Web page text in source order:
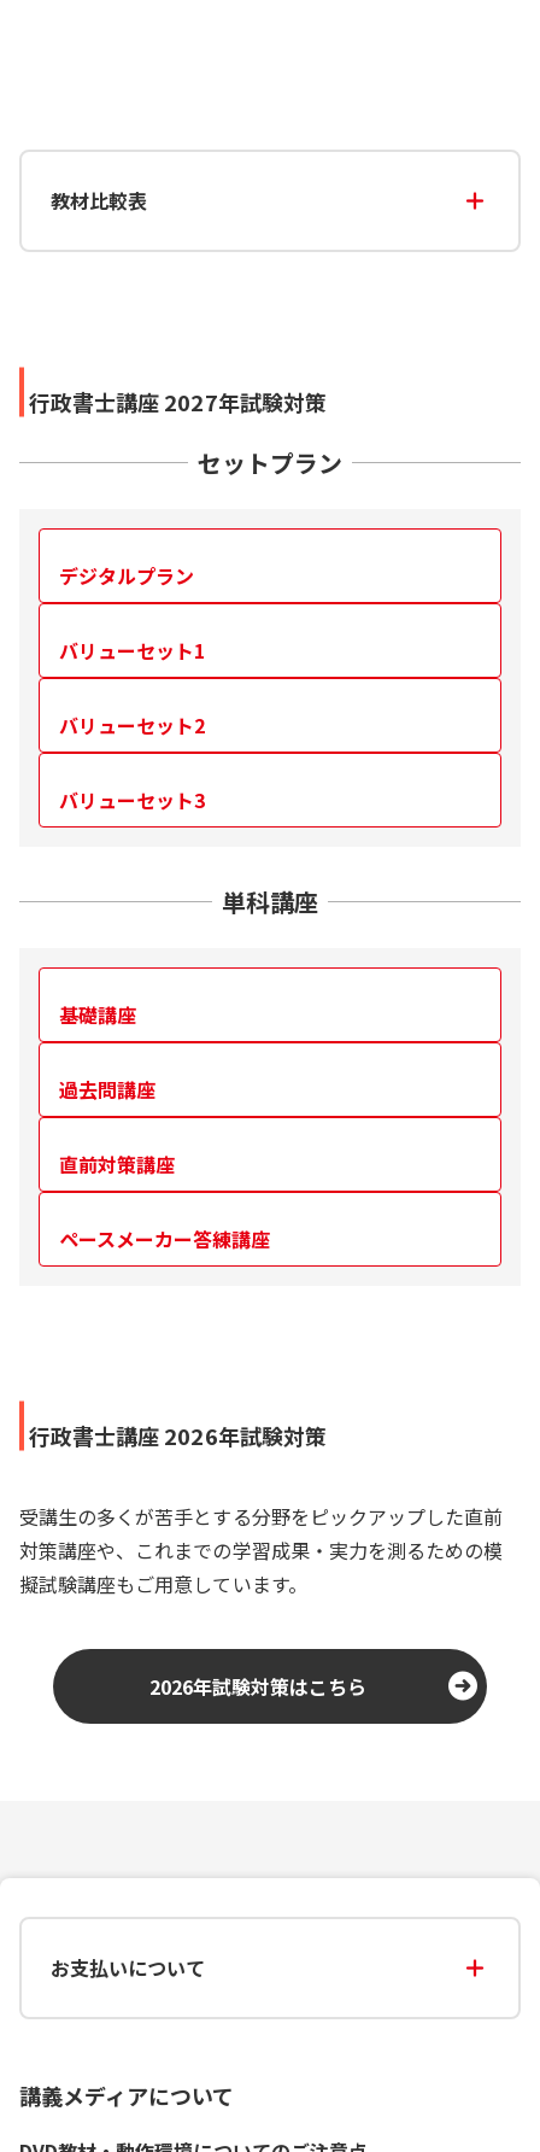
教材比較表
行政書士講座 2027年試験対策
セットプラン
デジタルプラン
バリューセット1
バリューセット2
バリューセット3
単科講座
基礎講座
過去問講座
直前対策講座
ペースメーカー答練講座
行政書士講座 2026年試験対策
受講生の多くが苦手とする分野をピックアップした直前
対策講座や、これまでの学習成果・実力を測るための模
擬試験講座もご用意しています。
2026年試験対策はこちら
お支払いについて
講義メディアについて